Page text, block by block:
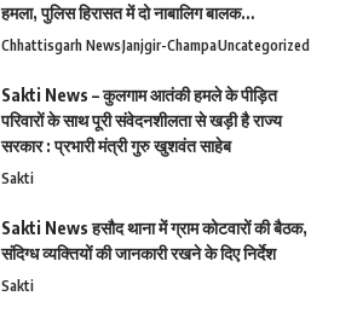
हमला, पुलिस हिरासत में दो नाबालिग बालक…
Chhattisgarh NewsJanjgir-ChampaUncategorized
Sakti News – कुलगाम आतंकी हमले के पीड़ित
परिवारों के साथ पूरी संवेदनशीलता से खड़ी है राज्य
सरकार : प्रभारी मंत्री गुरु खुशवंत साहेब
Sakti
Sakti News हसौद थाना में ग्राम कोटवारों की बैठक,
संदिग्ध व्यक्तियों की जानकारी रखने के दिए निर्देश
Sakti